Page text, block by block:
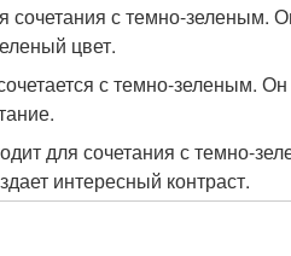
сочетания с темно-зеленым.
цвет.
с темно-зеленым.
для сочетания с темно-
интересный контраст.